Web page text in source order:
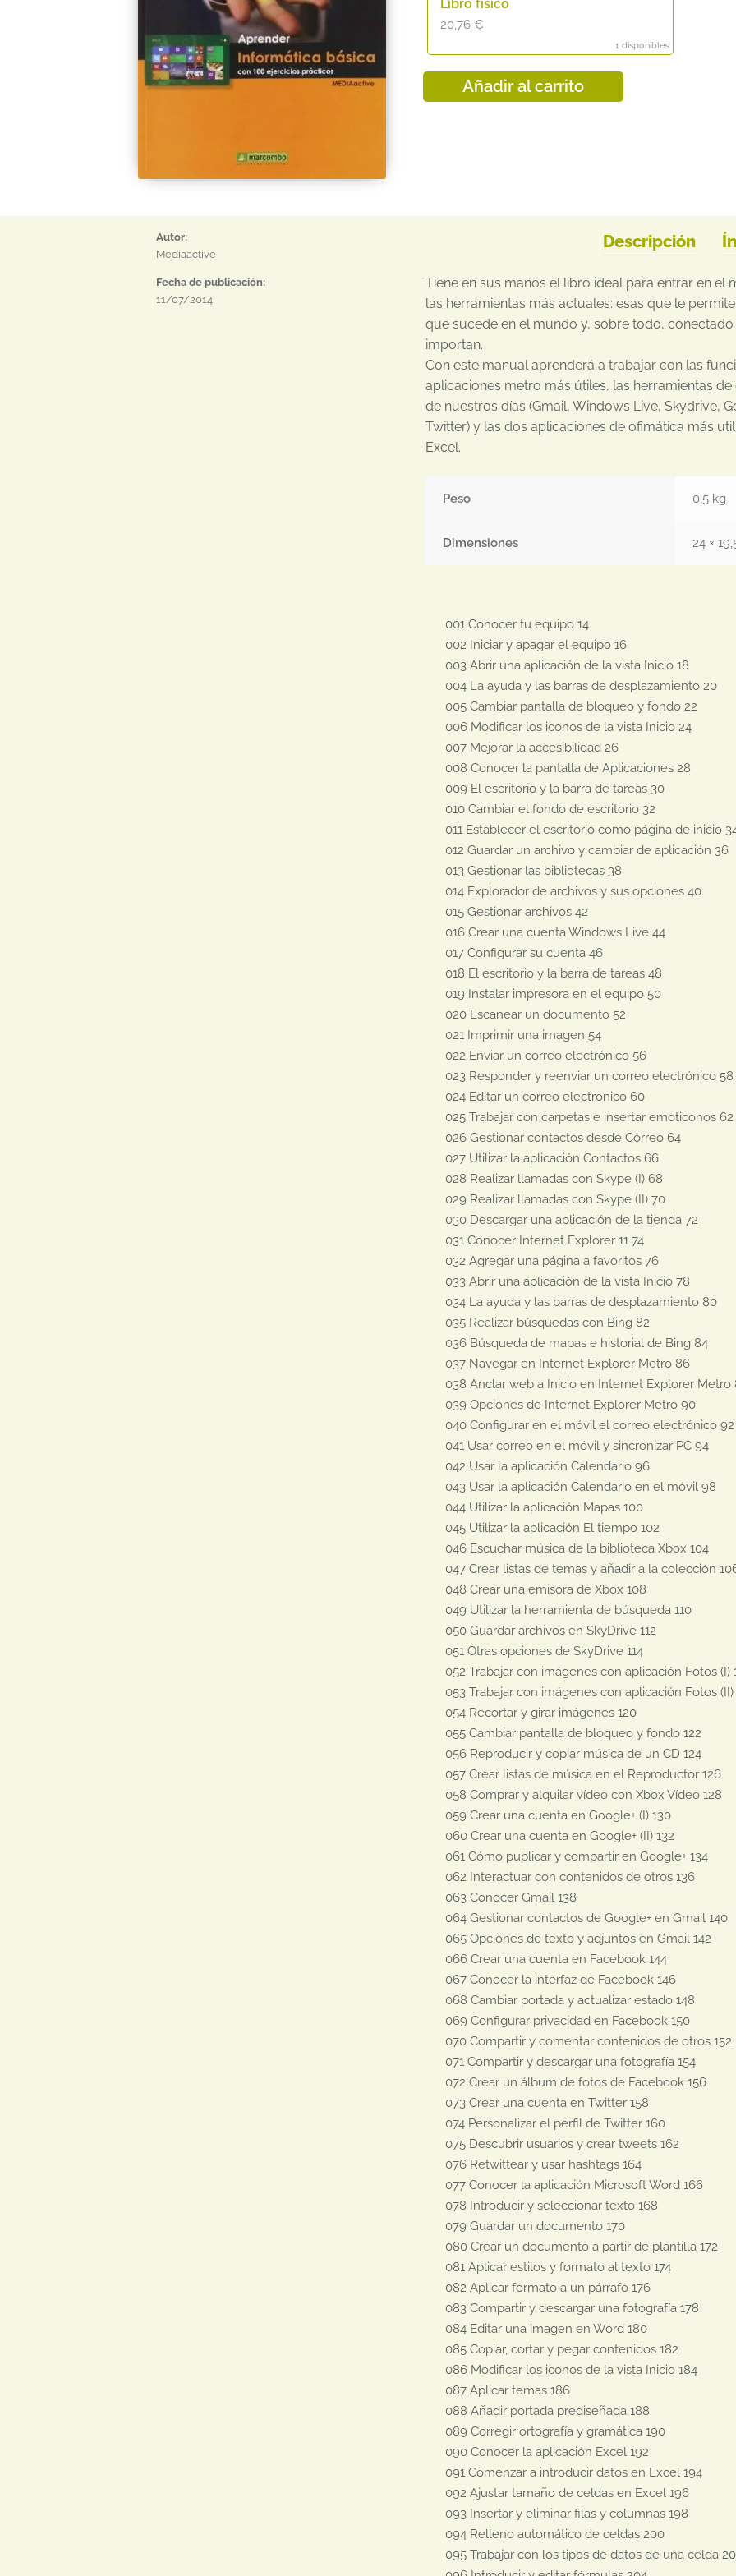
Libro físico
20,76€
1 disponibles
Añadir al carrito
Autor:
Mediaactive
Fecha de publicación:
11/07/2014
Descripción
Tiene en sus manos el libro ideal para entrar en
las herramientas más actuales: esas que le
que sucede en el mundo y, sobre todo,
importan.
Con este manual aprenderá a trabajar con las
aplicaciones metro más útiles, las herramientas
de nuestros días (Gmail, Windows Live, Skydrive,
Twitter) y las dos aplicaciones de ofimática más
Excel.
Peso 0,5 kg
Dimensiones 24 ×
001 Conocer tu equipo 14
002 Iniciar y apagar el equipo 16
003 Abrir una aplicación de la vista Inicio 18
004 La ayuda y las barras de desplazamiento 20
005 Cambiar pantalla de bloqueo y fondo 22
006 Modificar los iconos de la vista Inicio 24
007 Mejorar la accesibilidad 26
008 Conocer la pantalla de Aplicaciones 28
009 El escritorio y la barra de tareas 30
010 Cambiar el fondo de escritorio 32
011 Establecer el escritorio como página de inicio
012 Guardar un archivo y cambiar de aplicación 36
013 Gestionar las bibliotecas 38
014 Explorador de archivos y sus opciones 40
015 Gestionar archivos 42
016 Crear una cuenta Windows Live 44
017 Configurar su cuenta 46
018 El escritorio y la barra de tareas 48
019 Instalar impresora en el equipo 50
020 Escanear un documento 52
021 Imprimir una imagen 54
022 Enviar un correo electrónico 56
023 Responder y reenviar un correo electrónico 58
024 Editar un correo electrónico 60
025 Trabajar con carpetas e insertar emoticonos 62
026 Gestionar contactos desde Correo 64
027 Utilizar la aplicación Contactos 66
028 Realizar llamadas con Skype (I) 68
029 Realizar llamadas con Skype (II) 70
030 Descargar una aplicación de la tienda 72
031 Conocer Internet Explorer 11 74
032 Agregar una página a favoritos 76
033 Abrir una aplicación de la vista Inicio 78
034 La ayuda y las barras de desplazamiento 80
035 Realizar búsquedas con Bing 82
036 Búsqueda de mapas e historial de Bing 84
037 Navegar en Internet Explorer Metro 86
038 Anclar web a Inicio en Internet Explorer Metro
039 Opciones de Internet Explorer Metro 90
040 Configurar en el móvil el correo electrónico 92
041 Usar correo en el móvil y sincronizar PC 94
042 Usar la aplicación Calendario 96
043 Usar la aplicación Calendario en el móvil 98
044 Utilizar la aplicación Mapas 100
045 Utilizar la aplicación El tiempo 102
046 Escuchar música de la biblioteca Xbox 104
047 Crear listas de temas y añadir a la colección
048 Crear una emisora de Xbox 108
049 Utilizar la herramienta de búsqueda 110
050 Guardar archivos en SkyDrive 112
051 Otras opciones de SkyDrive 114
052 Trabajar con imágenes con aplicación Fotos (I)
053 Trabajar con imágenes con aplicación Fotos (II)
054 Recortar y girar imágenes 120
055 Cambiar pantalla de bloqueo y fondo 122
056 Reproducir y copiar música de un CD 124
057 Crear listas de música en el Reproductor 126
058 Comprar y alquilar vídeo con Xbox Vídeo 128
059 Crear una cuenta en Google+ (I) 130
060 Crear una cuenta en Google+ (II) 132
061 Cómo publicar y compartir en Google+ 134
062 Interactuar con contenidos de otros 136
063 Conocer Gmail 138
064 Gestionar contactos de Google+ en Gmail 140
065 Opciones de texto y adjuntos en Gmail 142
066 Crear una cuenta en Facebook 144
067 Conocer la interfaz de Facebook 146
068 Cambiar portada y actualizar estado 148
069 Configurar privacidad en Facebook 150
070 Compartir y comentar contenidos de otros 152
071 Compartir y descargar una fotografía 154
072 Crear un álbum de fotos de Facebook 156
073 Crear una cuenta en Twitter 158
074 Personalizar el perfil de Twitter 160
075 Descubrir usuarios y crear tweets 162
076 Retwittear y usar hashtags 164
077 Conocer la aplicación Microsoft Word 166
078 Introducir y seleccionar texto 168
079 Guardar un documento 170
080 Crear un documento a partir de plantilla 172
081 Aplicar estilos y formato al texto 174
082 Aplicar formato a un párrafo 176
083 Compartir y descargar una fotografía 178
084 Editar una imagen en Word 180
085 Copiar, cortar y pegar contenidos 182
086 Modificar los iconos de la vista Inicio 184
087 Aplicar temas 186
088 Añadir portada prediseñada 188
089 Corregir ortografía y gramática 190
090 Conocer la aplicación Excel 192
091 Comenzar a introducir datos en Excel 194
092 Ajustar tamaño de celdas en Excel 196
093 Insertar y eliminar filas y columnas 198
094 Relleno automático de celdas 200
095 Trabajar con los tipos de datos de una celda